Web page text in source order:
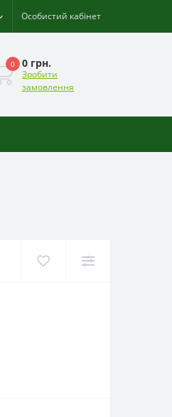
Особистий кабінет
0 0 грн.
Зробити
замовлення